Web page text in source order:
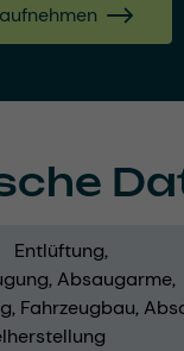
Entlüftung
Absaugarme
Fahrzeugbau